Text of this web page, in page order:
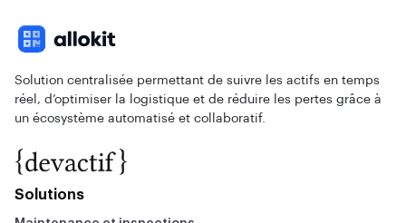
Solution centralisée permettant de suivre les actifs en temps
réel, d’optimiser la logistique et de réduire les pertes grâce à
un écosystème automatisé et collaboratif.
Solutions